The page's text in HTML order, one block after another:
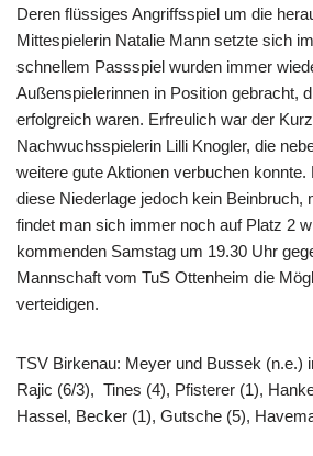
Deren flüssiges Angriffsspiel um die
Mittespielerin Natalie Mann setzte sich
schnellem Passspiel wurden immer
Außenspielerinnen in Position gebracht,
erfolgreich waren. Erfreulich war der
Nachwuchsspielerin Lilli Knogler, die
weitere gute Aktionen verbuchen
diese Niederlage jedoch kein Beinbruch,
findet man sich immer noch auf Platz 2
kommenden Samstag um 19.30 Uhr
Mannschaft vom TuS Ottenheim die
verteidigen.
TSV Birkenau: Meyer und Bussek (n.e.)
Rajic (6/3), Tines (4), Pfisterer (1),
Hassel, Becker (1), Gutsche (5),